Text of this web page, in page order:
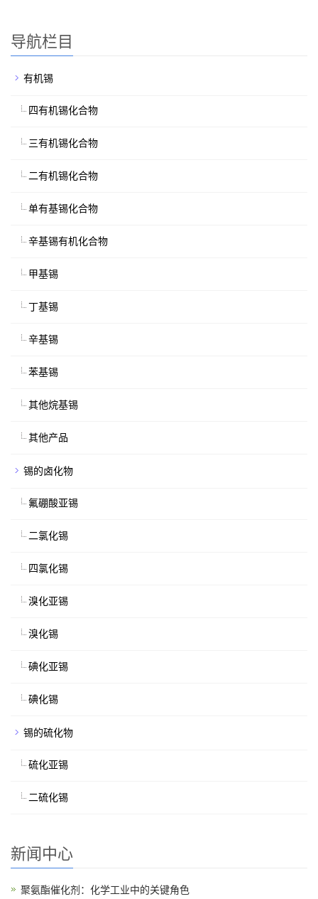
导航栏目
有机锡
四有机锡化合物
三有机锡化合物
二有机锡化合物
单有基锡化合物
辛基锡有机化合物
甲基锡
丁基锡
辛基锡
苯基锡
其他烷基锡
其他产品
锡的卤化物
氟硼酸亚锡
二氯化锡
四氯化锡
溴化亚锡
溴化锡
碘化亚锡
碘化锡
锡的硫化物
硫化亚锡
二硫化锡
新闻中心
聚氨酯催化剂：化学工业中的关键角色